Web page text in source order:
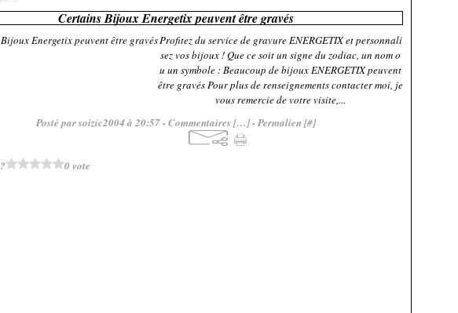
Certains Bijoux Energetix peuvent être gravés
Profitez du service de gravure ENERGETIX et personnali
sez vos bijoux ! Que ce soit un signe du zodiac, un nom o
u un symbole : Beaucoup de bijoux ENERGETIX peuvent
être gravés Pour plus de renseignements contacter moi, je
vous remercie de votre visite,...
Posté par soizic2004 à 20:57 -Commentaires […]- Permalien [#]
0 vote